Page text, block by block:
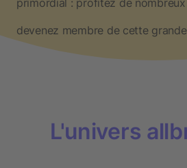
primordial : profitez de
devenez membre de cette
L'univers